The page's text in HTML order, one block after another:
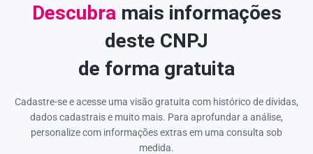
Descubra mais informações
deste CNPJ
de forma gratuita
Cadastre-se e acesse uma visão gratuita com histórico de dívidas,
dados cadastrais e muito mais. Para aprofundar a análise,
personalize com informações extras em uma consulta sob
medida.